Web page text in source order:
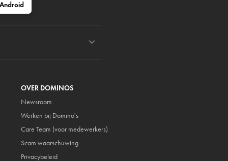
OVER DOMINOS
Newsroom
Werken bij Domino's
Care Team (voor medewerkers)
Scam waarschuwing
Privacybeleid